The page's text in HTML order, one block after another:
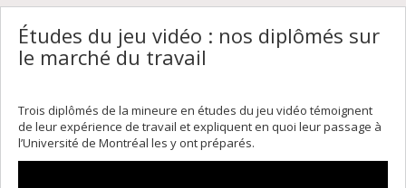
Études du jeu vidéo : nos diplômés sur
le marché du travail
Trois diplômés de la mineure en études du jeu vidéo témoignent
de leur expérience de travail et expliquent en quoi leur passage à
l’Université de Montréal les y ont préparés.